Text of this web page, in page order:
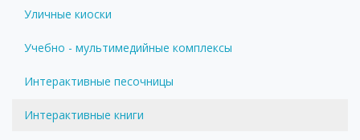
Уличные киоски
Учебно - мультимедийные комплексы
Интерактивные песочницы
Интерактивные книги